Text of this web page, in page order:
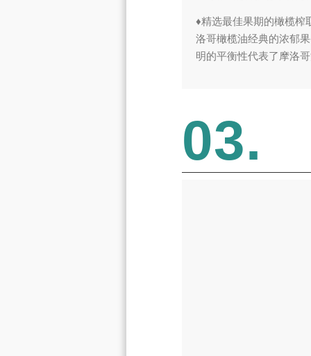
♦精选最佳果期的橄榄榨
洛哥橄榄油经典的浓郁
明的平衡性代表了摩洛
03.